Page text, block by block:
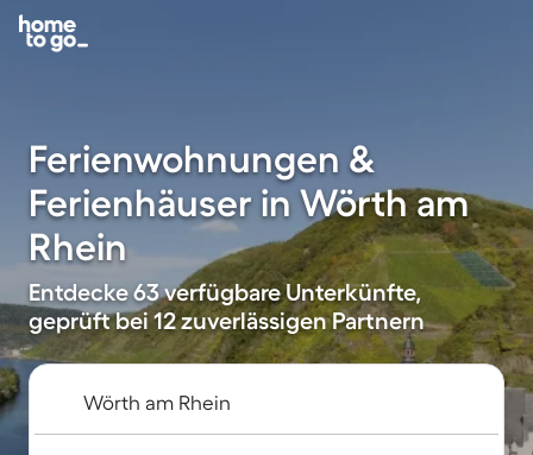
Ferienwohnungen &
Ferienhäuser in Wörth am
Rhein
Entdecke 63 verfügbare Unterkünfte,
geprüft bei 12 zuverlässigen Partnern